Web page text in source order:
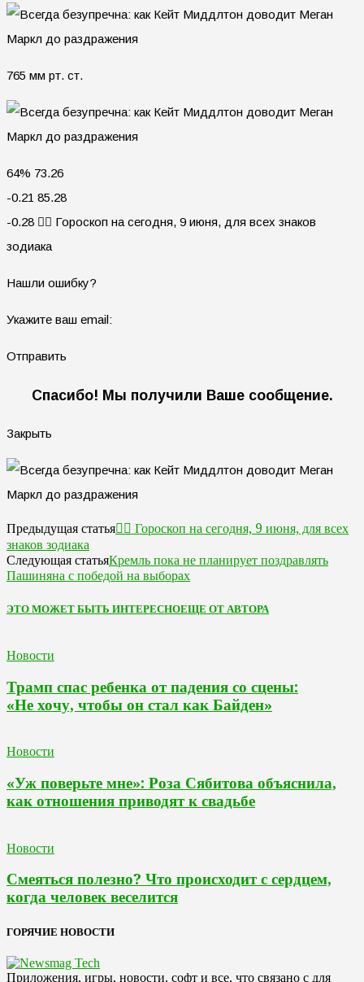
765 мм рт. ст.
64% 73.26
-0.21 85.28
-0.28 🧙‍♀ Гороскоп на сегодня, 9 июня, для всех знаков
зодиака
Нашли ошибку?
Укажите ваш email:
Отправить
Спасибо! Мы получили Ваше сообщение.
Закрыть
Предыдущая статья🧙‍♀ Гороскоп на сегодня, 9 июня, для всех
знаков зодиака
Следующая статьяКремль пока не планирует поздравлять
Пашиняна с победой на выборах
ЭТО МОЖЕТ БЫТЬ ИНТЕРЕСНОЕЩЕ ОТ АВТОРА
Новости
Трамп спас ребенка от падения со сцены:
«Не хочу, чтобы он стал как Байден»
Новости
«Уж поверьте мне»: Роза Сябитова объяснила,
как отношения приводят к свадьбе
Новости
Смеяться полезно? Что происходит с сердцем,
когда человек веселится
ГОРЯЧИЕ НОВОСТИ
Приложения, игры, новости, софт и все, что связано с для